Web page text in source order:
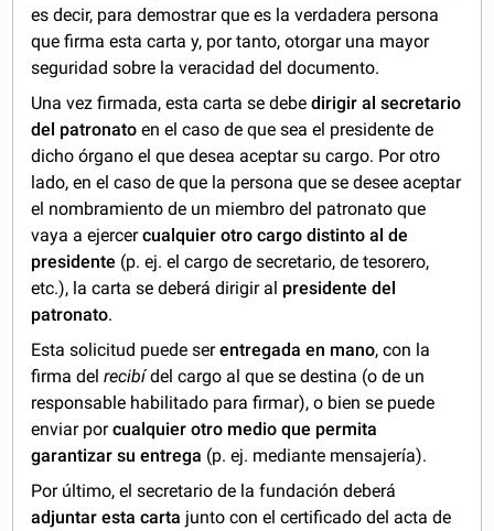
es decir, para demostrar que es la verdadera persona
que firma esta carta y, por tanto, otorgar una mayor
seguridad sobre la veracidad del documento.
Una vez firmada, esta carta se debedirigir al secretario
del patronato en el caso de que sea el presidente de
dicho órgano el que desea aceptar su cargo. Por otro
lado, en el caso de que la persona que se desee aceptar
el nombramiento de un miembro del patronato que
vaya a ejercercualquier otro cargo distinto al de
presidente (p. ej. el cargo de secretario, de tesorero,
etc.), la carta se deberá dirigir al presidente del
patronato.
Esta solicitud puede serentregada en mano, con la
firma delrecibídel cargo al que se destina (o de un
responsable habilitado para firmar), o bien se puede
enviar porcualquier otro medio que permita
garantizar su entrega (p. ej. mediante mensajería).
Por último, el secretario de la fundación deberá
adjuntar esta carta junto con el certificado del acta de